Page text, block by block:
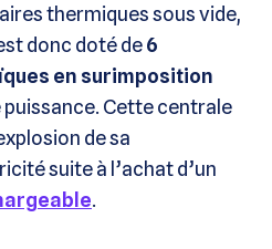
thermiques sous vide,
donc doté de6
en surimposition
Cette centrale
de sa
suite à l’achat d’un
.